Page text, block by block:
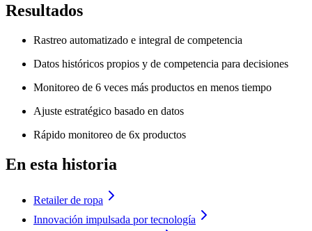
Resultados
Rastreo automatizado e integral de competencia
Datos históricos propios y de competencia para decisiones
Monitoreo de 6 veces más productos en menos tiempo
Ajuste estratégico basado en datos
Rápido monitoreo de 6x productos
En esta historia
Retailer de ropa
Innovación impulsada por tecnología